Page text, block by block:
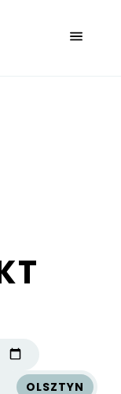
OLSZTYN